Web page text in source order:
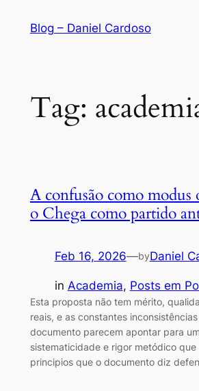
Blog – Daniel Cardoso
Tag:
A confusão como modus
o Chega como partido
Feb 16, 2026—byDaniel
in Academia, Posts em
Esta proposta não tem mérito,
reais, e as constantes
documento parecem apontar para
sistematicidade e rigor metódico
principios que o documento diz